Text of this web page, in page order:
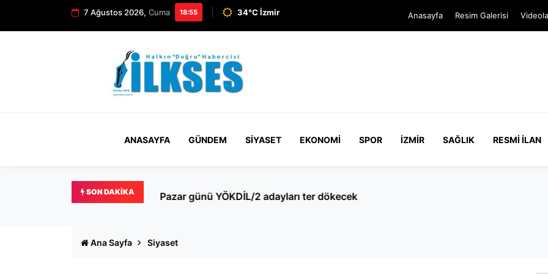
7 Ağustos 2026, Cuma 18:55 34°C İzmir Anasayfa Resim Galerisi
ANASAYFA GÜNDEM SIYASET EKONOMI SPOR İZMIR SAĞLIK RESMI İLAN
SON DAKIKA Pazar günü YÖKDİL/2 adayları ter dökecek
Ana Sayfa Siyaset